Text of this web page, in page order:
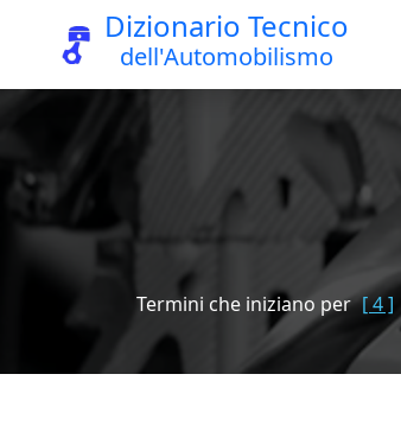
Dizionario Tecnico
dell'Automobilismo
Termini che iniziano per [ 4 ]